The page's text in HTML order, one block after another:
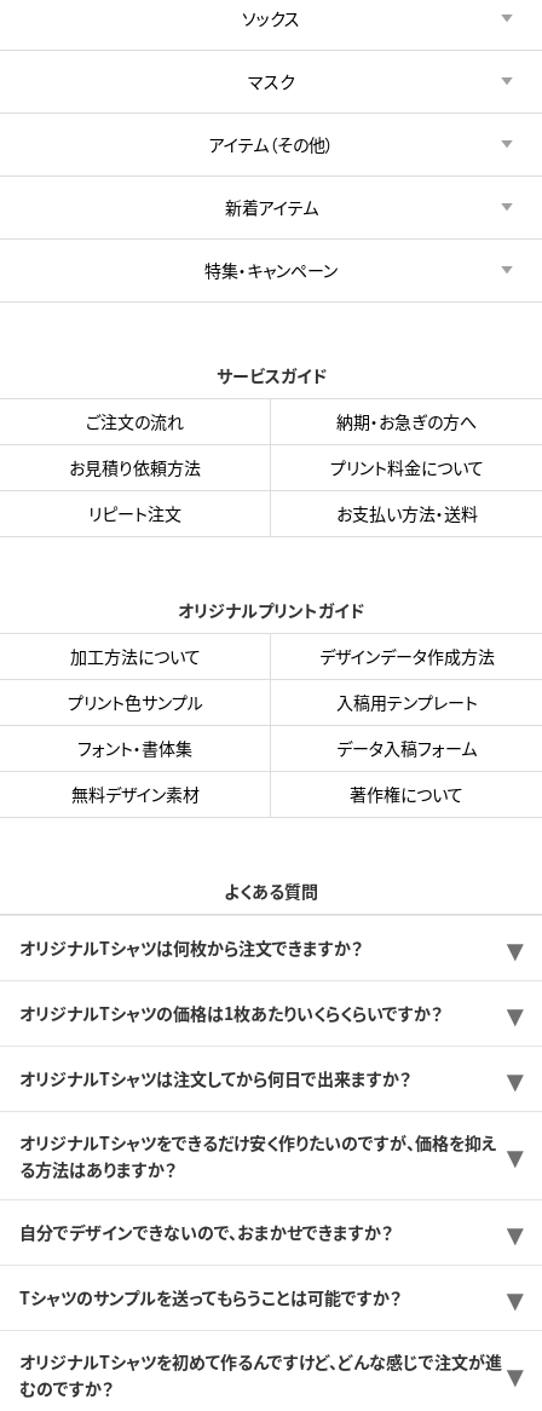
ソックス
マスク
アイテム（その他）
新着アイテム
特集・キャンペーン
サービスガイド
ご注文の流れ
納期・お急ぎの方へ
お見積り依頼方法
プリント料金について
リピート注文
お支払い方法・送料
オリジナルプリントガイド
加工方法について
デザインデータ作成方法
プリント色サンプル
入稿用テンプレート
フォント・書体集
データ入稿フォーム
無料デザイン素材
著作権について
よくある質問
オリジナルTシャツは何枚から注文できますか？
オリジナルTシャツの価格は1枚あたりいくらくらいですか？
オリジナルTシャツは注文してから何日で出来ますか？
オリジナルTシャツをできるだけ安く作りたいのですが、価格を抑え
る方法はありますか？
自分でデザインできないので、おまかせできますか？
Tシャツのサンプルを送ってもらうことは可能ですか？
オリジナルTシャツを初めて作るんですけど、どんな感じで注文が進
むのですか？